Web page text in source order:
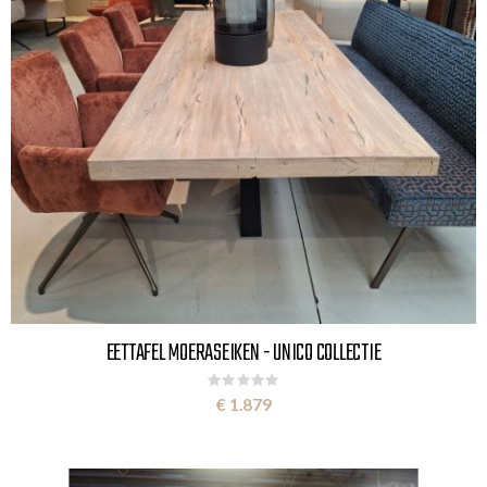
EETTAFEL MOERASEIKEN - UNICO COLLECTIE
Rating:
0%
€ 1.879